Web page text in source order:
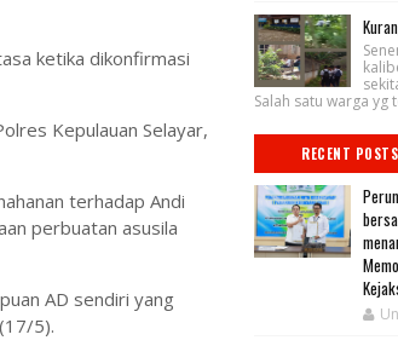
ketika dikonfirmasi
Kepulauan Selayar,
terhadap Andi
perbuatan asusila
AD sendiri yang
5).
Salah satu warga yg
RECENT POSTS